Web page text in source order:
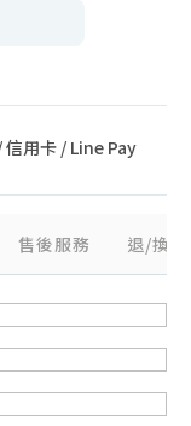
信用卡 / Line Pay
售後服務 退/換